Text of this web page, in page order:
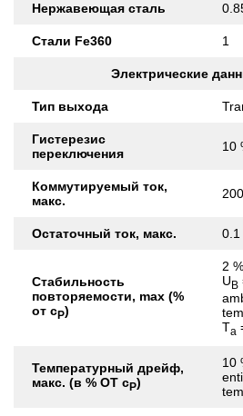
Нержавеющая сталь
Стали Fe360 1
Электрические
Тип выхода
Гистерезис
переключения
10
Коммутируемый ток,
макс.
Остаточный ток, макс. 0.1
Стабильность
повторяемости, max (%
от сР)
2
UB
Ta
Температурный дрейф,
макс. (в % ОТ сР)
10